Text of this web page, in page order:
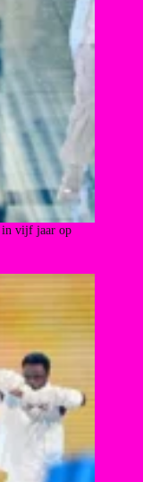
in vijf jaar op